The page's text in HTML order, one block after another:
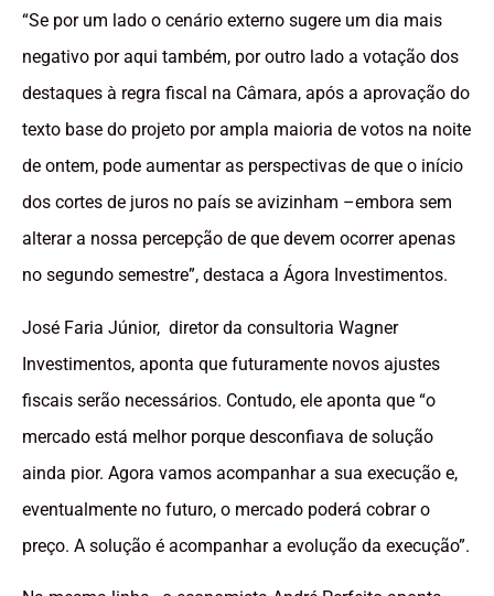
“Se por um lado o cenário externo sugere um dia mais
negativo por aqui também, por outro lado a votação dos
destaques à regra fiscal na Câmara, após a aprovação do
texto base do projeto por ampla maioria de votos na noite
de ontem, pode aumentar as perspectivas de que o início
dos cortes de juros no país se avizinham –embora sem
alterar a nossa percepção de que devem ocorrer apenas
no segundo semestre”, destaca a Ágora Investimentos.
José Faria Júnior, diretor da consultoria Wagner
Investimentos, aponta que futuramente novos ajustes
fiscais serão necessários. Contudo, ele aponta que “o
mercado está melhor porque desconfiava de solução
ainda pior. Agora vamos acompanhar a sua execução e,
eventualmente no futuro, o mercado poderá cobrar o
preço. A solução é acompanhar a evolução da execução”.